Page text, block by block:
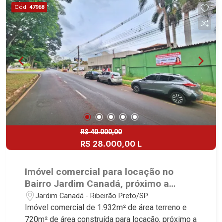
Preto.
Cód. 47968
R$ 40.000,00
R$ 28.000,00 L
Imóvel comercial para locação no
Bairro Jardim Canadá, próximo a
Avenida Presidente Vargas - Ribeirão
Preto/SP.
Jardim Canadá - Ribeirão Preto/SP
Imóvel comercial de 1.932m² de área terreno e
720m² de área construída para locação, próximo a